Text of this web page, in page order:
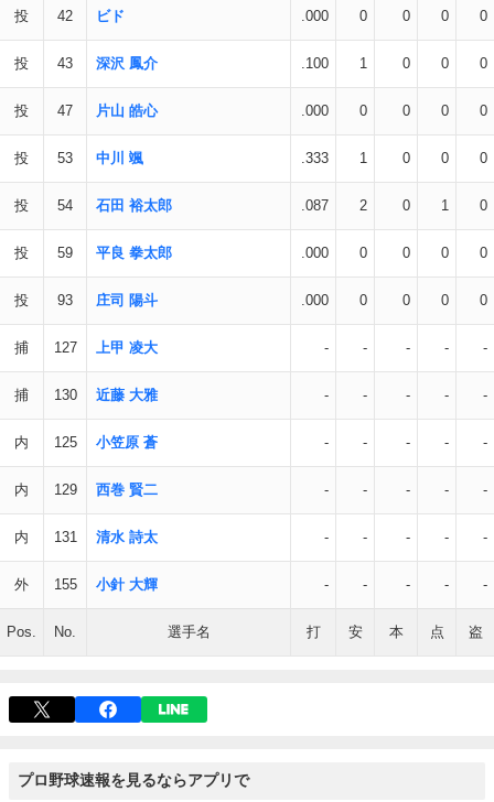
投 42 ビド .000 0 0 0 0
投 43 深沢 鳳介 .100 1 0 0 0
投 47 片山 皓心 .000 0 0 0 0
投 53 中川 颯 .333 1 0 0 0
投 54 石田 裕太郎 .087 2 0 1 0
投 59 平良 拳太郎 .000 0 0 0 0
投 93 庄司 陽斗 .000 0 0 0 0
捕 127 上甲 凌大 - - - - -
捕 130 近藤 大雅 - - - - -
内 125 小笠原 蒼 - - - - -
内 129 西巻 賢二 - - - - -
内 131 清水 詩太 - - - - -
外 155 小針 大輝 - - - - -
Pos. No. 選手名 打 安 本 点 盗
プロ野球速報を見るならアプリで